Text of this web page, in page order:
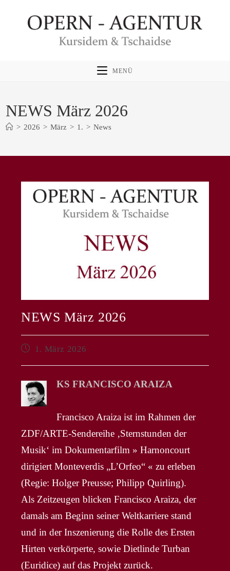
MENÜ
NEWS März 2026
> 2026 > März > 1. > News
NEWS März 2026
Beitrag1. März 2026
KS FRANCISCO ARAIZA
Francisco Araiza ist im Rahmen der
ZDF/ARTE-Sendereihe ‚Sternstunden der
Musik‘ im Dokumentarfilm » Harnoncourt
dirigiert Monteverdis „L’Orfeo“ « zu erleben
(Regie: Holger Preusse; Philipp Quirling).
Als Zeitzeugen blicken Francisco Araiza, der
damals am Beginn seiner Weltkarriere stand
und in der Inszenierung die Rolle des Ersten
Hirten verkörperte, sowie Dietlinde Turban
(Euridice) auf das Projekt zurück.